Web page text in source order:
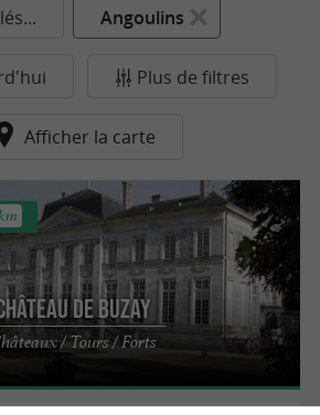
Angoulins
Plus de filtres
Afficher la carte
de Buzay
/ Tours / Forts